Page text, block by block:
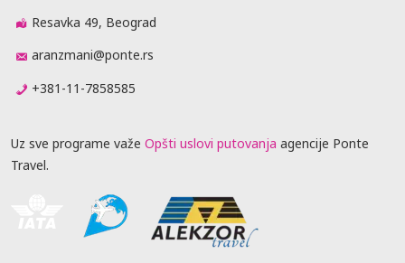
Resavka 49, Beograd
aranzmani@ponte.rs
+381-11-7858585
Uz sve programe važe Opšti uslovi putovanja agencije Ponte
Travel.